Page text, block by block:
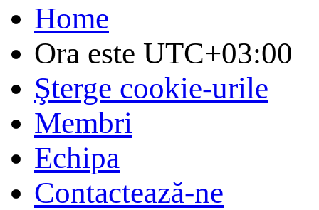
Home
Ora este UTC+03:00
Şterge cookie-urile
Membri
Echipa
Contactează-ne